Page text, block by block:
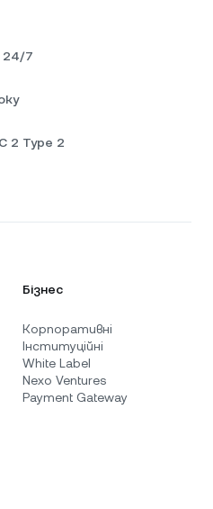
24/7
2 Type 2
Бізнес
Корпоративні
Інституційні
White Label
Nexo Ventures
Payment Gateway